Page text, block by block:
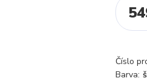
Číslo
Barva: